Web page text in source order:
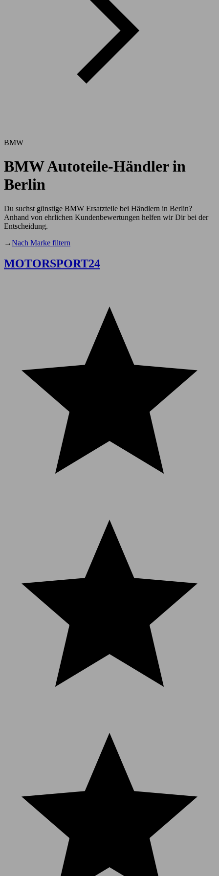
BMW
BMW Autoteile-Händler in
Berlin
Du suchst günstige BMW Ersatzteile bei Händlern in Berlin?
Anhand von ehrlichen Kundenbewertungen helfen wir Dir bei der
Entscheidung.
→Nach Marke filtern
MOTORSPORT24